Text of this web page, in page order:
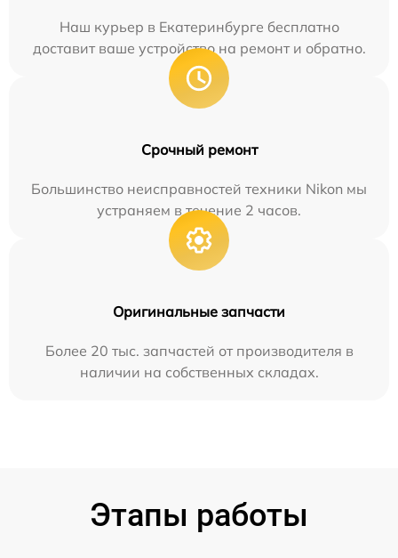
Наш курьер в Екатеринбурге бесплатно
доставит ваше устройство на ремонт и обратно.
Срочный ремонт
Большинство неисправностей техники Nikon мы
устраняем в течение 2 часов.
Оригинальные запчасти
Более 20 тыс. запчастей от производителя в
наличии на собственных складах.
Этапы работы